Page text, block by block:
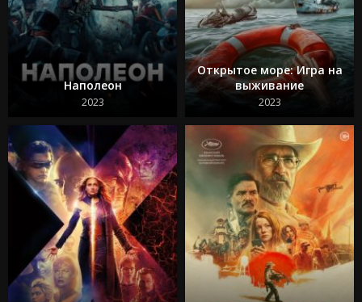
Наполеон
2023
Открытое море: Игра на
выживание
2023